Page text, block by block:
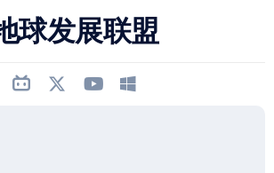
球发展联盟